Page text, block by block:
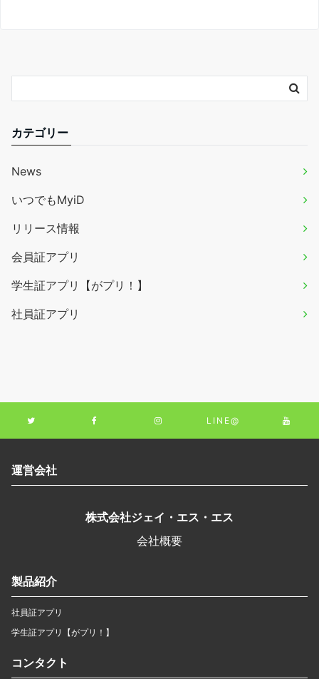
カテゴリー
News
いつでもMyiD
リリース情報
会員証アプリ
学生証アプリ【がプリ！】
社員証アプリ
LINE@
運営会社
株式会社ジェイ・エス・エス
会社概要
製品紹介
社員証アプリ
学生証アプリ【がプリ！】
コンタクト